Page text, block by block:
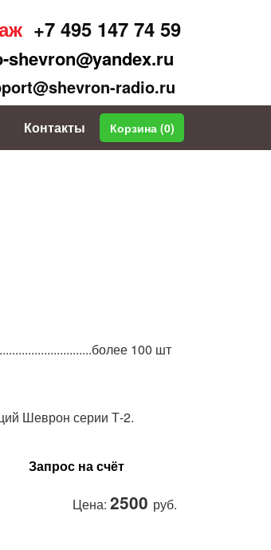
+7 495 147 74 59
shevron@yandex.ru
radio.ru
Контакты Корзина (0)
100 шт
Шеврон серии Т-2.
Запрос на счёт
Цена: 2500 руб.